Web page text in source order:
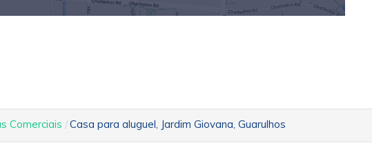
Comerciais Casa para aluguel, Jardim Giovana, Guarulhos